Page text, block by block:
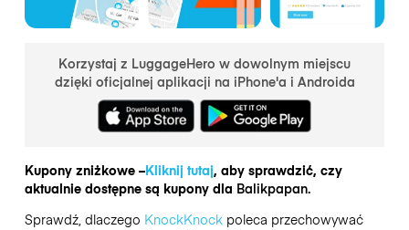
Korzystaj z LuggageHero w dowolnym miejscu
dzięki oficjalnej aplikacji na iPhone'a i Androida
Kupony zniżkowe –Kliknij tutaj, aby sprawdzić, czy
aktualnie dostępne są kupony dla Balikpapan.
Sprawdź, dlaczego KnockKnockpoleca przechowywać